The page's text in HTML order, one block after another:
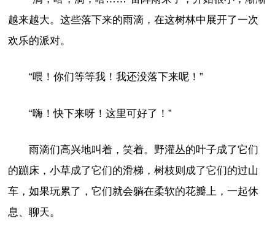
越来越大。这些落下来的雨滴，在这树林中展开了一次
欢乐的派对。
“喂！你们等等我！我还没落下来呢！”
“嗨！快下来呀！这里可好了！”
雨滴们高兴地叫着，笑着。野灌丛的叶子成了它们
的蹦床，小草成了它们的滑梯，树枝则成了它们的过山
车，如果玩累了，它们就会躺在柔软的花瓣上，一起休
息、聊天。